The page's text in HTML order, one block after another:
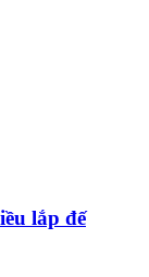
lắp đế